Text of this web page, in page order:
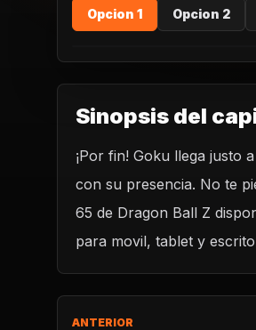
Opcion 1 Opcion 2
Dragon Ball Z 65 - No te
al
Sinopsis del
¡Por fin! Goku llega justo
con su presencia. No te
65 de Dragon Ball Z
para movil, tablet y
ANTERIOR